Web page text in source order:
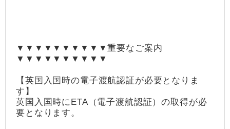
▼▼▼▼▼▼▼▼▼▼重要なご案内
▼▼▼▼▼▼▼▼▼▼
【英国入国時の電子渡航認証が必要となりま
す】
英国入国時にETA（電子渡航認証）の取得が必
要となります。